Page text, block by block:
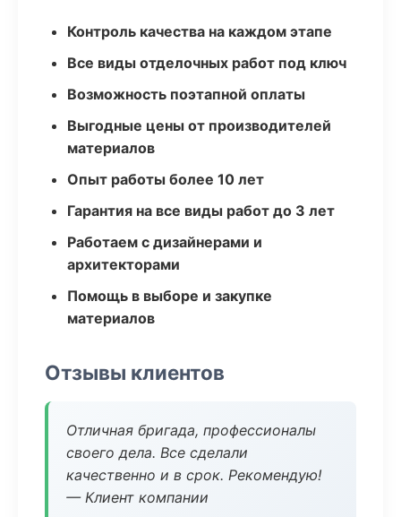
Контроль качества на каждом этапе
Все виды отделочных работ под ключ
Возможность поэтапной оплаты
Выгодные цены от производителей
материалов
Опыт работы более 10 лет
Гарантия на все виды работ до 3 лет
Работаем с дизайнерами и
архитекторами
Помощь в выборе и закупке
материалов
Отзывы клиентов
Отличная бригада, профессионалы
своего дела. Все сделали
качественно и в срок. Рекомендую!
— Клиент компании